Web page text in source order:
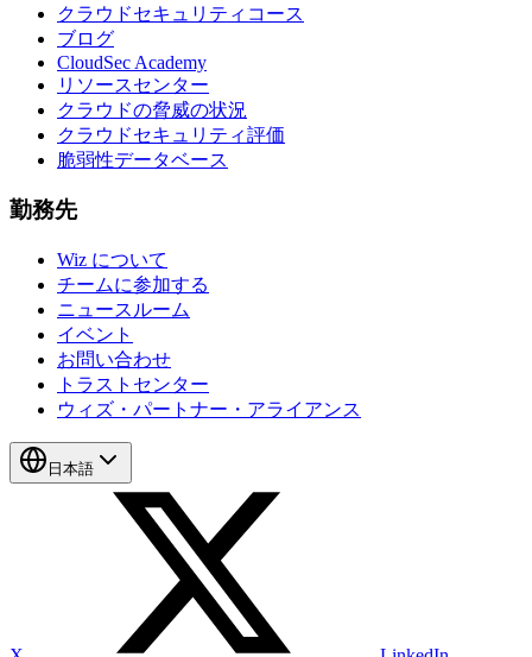
クラウドセキュリティコース
ブログ
CloudSec Academy
リソースセンター
クラウドの脅威の状況
クラウドセキュリティ評価
脆弱性データベース
勤務先
Wiz について
チームに参加する
ニュースルーム
イベント
お問い合わせ
トラストセンター
ウィズ・パートナー・アライアンス
日本語